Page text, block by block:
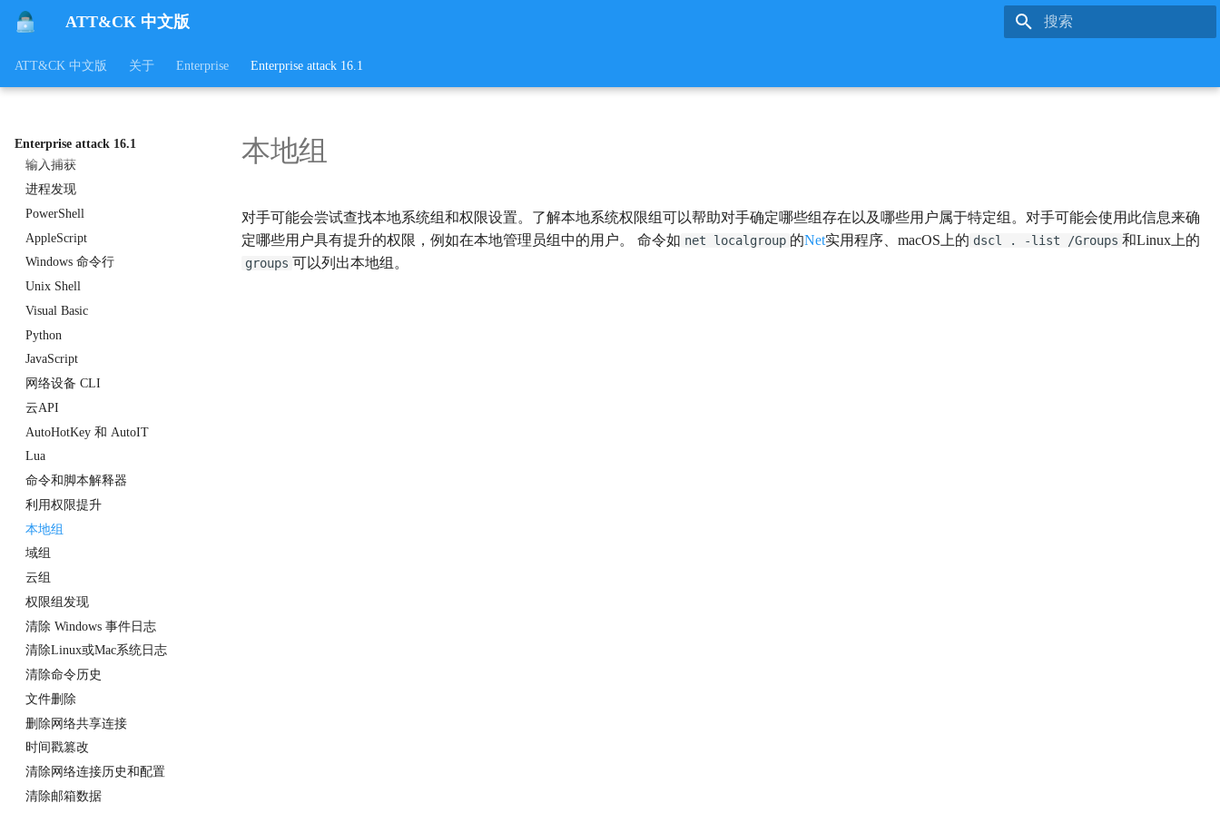
ATT&CK 中文版
ATT&CK 中文版 关于 Enterprise Enterprise attack 16.1
Enterprise attack 16.1
列表植入
键盘记录
GUI输入捕获
凭据API挂钩
输入捕获
进程发现
PowerShell
AppleScript
Windows 命令行
Unix Shell
Visual Basic
Python
JavaScript
网络设备 CLI
云API
AutoHotKey 和 AutoIT
Lua
命令和脚本解释器
利用权限提升
本地组
域组
云组
权限组发现
清除 Windows 事件日志
清除Linux或Mac系统日志
清除命令历史
文件删除
删除网络共享连接
时间戳篡改
清除网络连接历史和配置
清除邮箱数据
本地组
对手可能会尝试查找本地系统组和权限设置。了解本地系统权限组可以帮助对手确定哪些组存在以及哪些用户属于特定组。对手可能会使用此信息来确
定哪些用户具有提升的权限，例如在本地管理员组中的用户。 命令如 net localgroup 的Net实用程序、macOS上的 dscl . -list /Groups 和Linux上的
groups 可以列出本地组。